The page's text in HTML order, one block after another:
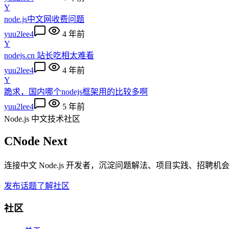
Y
node.js中文网收费问题
yuu2lee4
4 年前
Y
nodejs.cn 站长吃相太难看
yuu2lee4
4 年前
Y
跪求，国内哪个nodejs框架用的比较多啊
yuu2lee4
5 年前
Node.js 中文技术社区
CNode Next
连接中文 Node.js 开发者，沉淀问题解法、项目实践、招聘机会
发布话题了解社区
社区